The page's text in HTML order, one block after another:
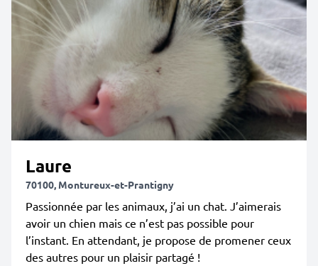
Laure
70100, Montureux-et-Prantigny
Passionnée par les animaux, j’ai un chat. J’aimerais
avoir un chien mais ce n’est pas possible pour
l’instant. En attendant, je propose de promener ceux
des autres pour un plaisir partagé !